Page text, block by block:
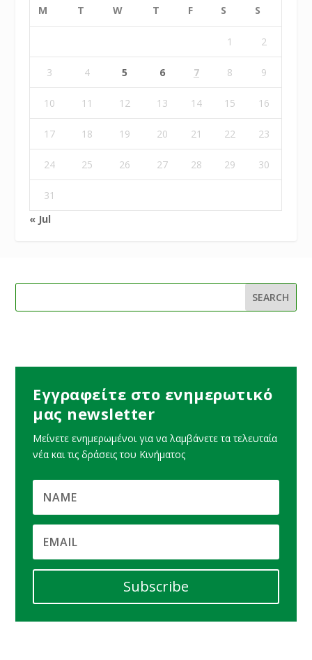
M T W T F S S
1 2
3 4 5 6 7 8 9
10 11 12 13 14 15 16
17 18 19 20 21 22 23
24 25 26 27 28 29 30
31
« Jul
Εγγραφείτε στο ενημερωτικό
μας newsletter
Μείνετε ενημερωμένοι για να λαμβάνετε τα τελευταία
νέα και τις δράσεις του Κινήματος
Subscribe